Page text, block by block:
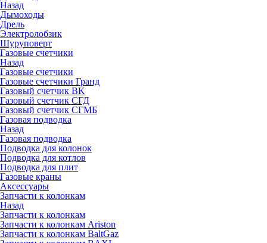
Назад
Дымоходы
Дрель
Электролобзик
Шуруповерт
Газовые счетчики
Назад
Газовые счетчики
Газовые счетчики Гранд
Газовый счетчик BK
Газовый счетчик СГД
Газовый счетчик СГМБ
Газовая подводка
Назад
Газовая подводка
Подводка для колонок
Подводка для котлов
Подводка для плит
Газовые краны
Аксессуары
Запчасти к колонкам
Назад
Запчасти к колонкам
Запчасти к колонкам Ariston
Запчасти к колонкам BaltGaz